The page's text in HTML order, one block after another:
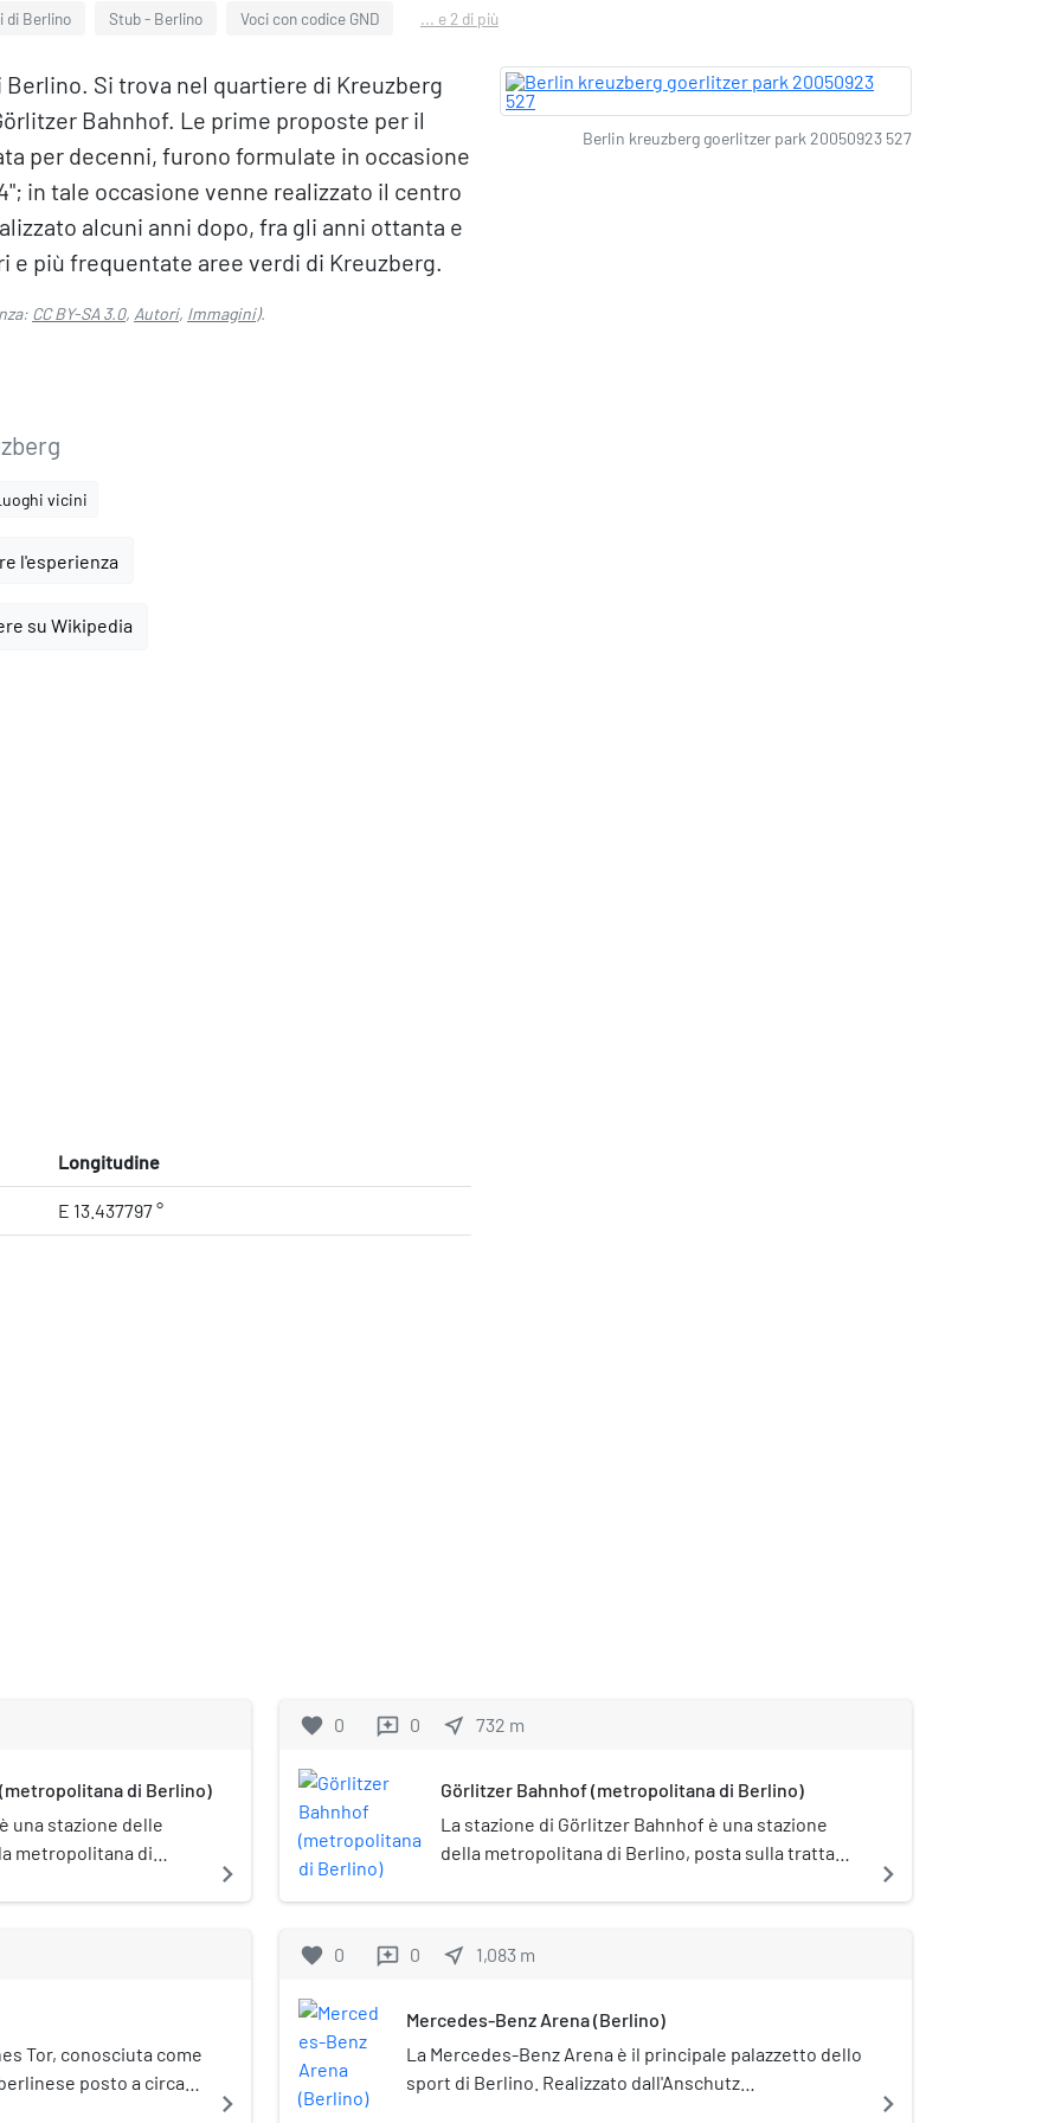
di Berlino Stub - Berlino Voci con codice GND ... e 2 di più
Si trova nel quartiere di Kreuzberg
Bahnhof. Le prime proposte per il
per decenni, furono formulate in occasione
in tale occasione venne realizzato il centro
alcuni anni dopo, fra gli anni ottanta e
e più frequentate aree verdi di Kreuzberg.
CC BY-SA 3.0, Autori, Immagini).
vicini
l'esperienza
su Wikipedia
Longitudine
E 13.437797 °
Berlin kreuzberg goerlitzer park 20050923 527
di Berlino)
una stazione delle
metropolitana di
navigate_next
Tor, conosciuta come
posto a circa
navigate_next
favorite 0 reviews 0 near_me 732 m
Görlitzer Bahnhof (metropolitana di Berlino)
La stazione di Görlitzer Bahnhof è una stazione
della metropolitana di Berlino, posta sulla tratta
monumentale (Denkmalschutz).
navigate_next
favorite 0 reviews 0 near_me 1,083 m
Mercedes-Benz Arena (Berlino)
La Mercedes-Benz Arena è il principale palazzetto dello
sport di Berlino. Realizzato dall'Anschutz
navigate_next